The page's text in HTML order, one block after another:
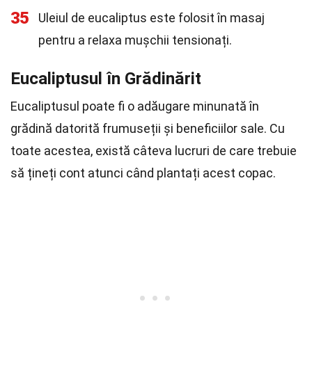
35
Uleiul de eucaliptus este folosit în masaj
pentru a relaxa mușchii tensionați.
Eucaliptusul în Grădinărit
Eucaliptusul poate fi o adăugare minunată în
grădină datorită frumuseții și beneficiilor sale. Cu
toate acestea, există câteva lucruri de care trebuie
să țineți cont atunci când plantați acest copac.